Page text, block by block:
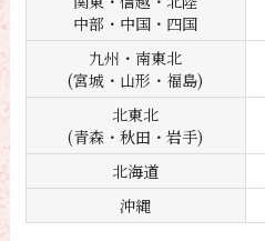
中部・中国・四国
九州・南東北
(宮城・山形・福島)
北東北
(青森・秋田・岩手)
北海道
沖縄